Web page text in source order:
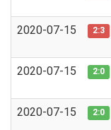
2020-07-15 2:3
2020-07-15 2:0
2020-07-15 2:0